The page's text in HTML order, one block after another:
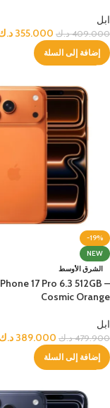
ابل
409.000 د.ك 355.000
إضافة إلى السلة
-19%
NEW
الشرق الأوسط
17 Pro 6.3 512GB –
Cosmic Orange
ابل
479.900 د.ك 389.000 د.ك
إضافة إلى السلة